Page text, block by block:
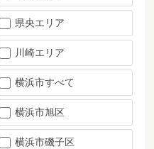
県央エリア
川崎エリア
横浜市すべて
横浜市旭区
横浜市磯子区